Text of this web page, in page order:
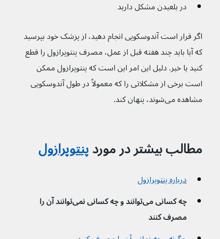
در بلعیدن مشکل دارید
اگر قرار است آندوسکوپی انجام دهید، از پزشک خود بپرسید
که آیا باید چند هفته قبل از عمل، مصرف پنتوپرازول را قطع
کنید یا خیر. دلیل این امر این است که پنتوپرازول ممکن
است برخی از مشکلاتی را که معمولاً در طول آندوسکوپی
مشاهده می‌شوند، پنهان کند.
مطالب بیشتر در مورد پنتوپرازول
درباره پنتوپرازول
چه کسانی می‌توانند و چه کسانی نمی‌توانند آن را
مصرف کنند